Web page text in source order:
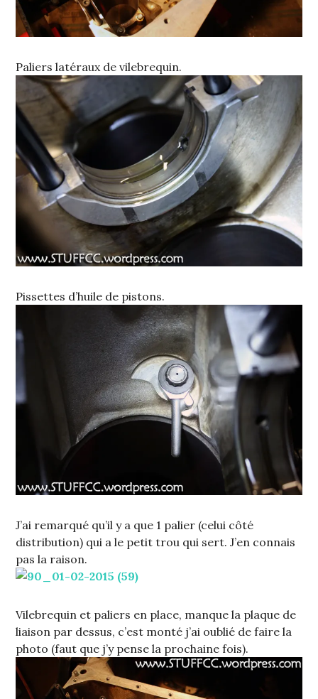
Paliers latéraux de vilebrequin.
Pissettes d’huile de pistons.
J’ai remarqué qu’il y a que 1 palier (celui côté
distribution) qui a le petit trou qui sert. J’en connais
pas la raison.
Vilebrequin et paliers en place, manque la plaque de
liaison par dessus, c’est monté j’ai oublié de faire la
photo (faut que j’y pense la prochaine fois).